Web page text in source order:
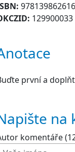
129900033
první a
na
komentáře